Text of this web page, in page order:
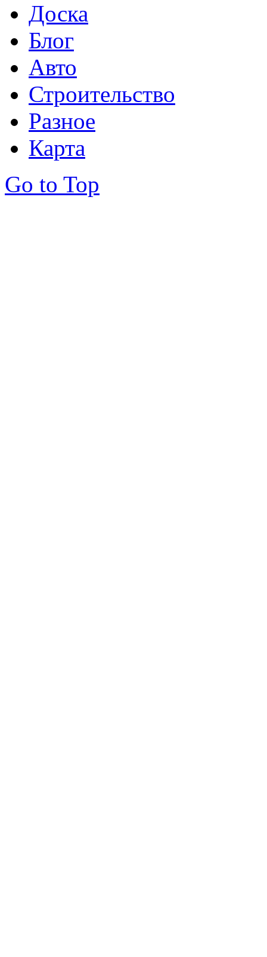
Доска
Блог
Авто
Строительство
Разное
Карта
Go to Top